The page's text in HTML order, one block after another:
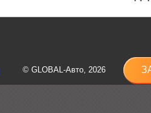
8
© GLOBAL-Авто, 2026